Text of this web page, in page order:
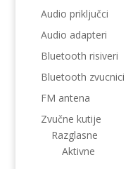
Audio priključci
Audio adapteri
Bluetooth risiveri
Bluetooth zvucnici
FM antena
Zvučne kutije
Razglasne
Aktivne